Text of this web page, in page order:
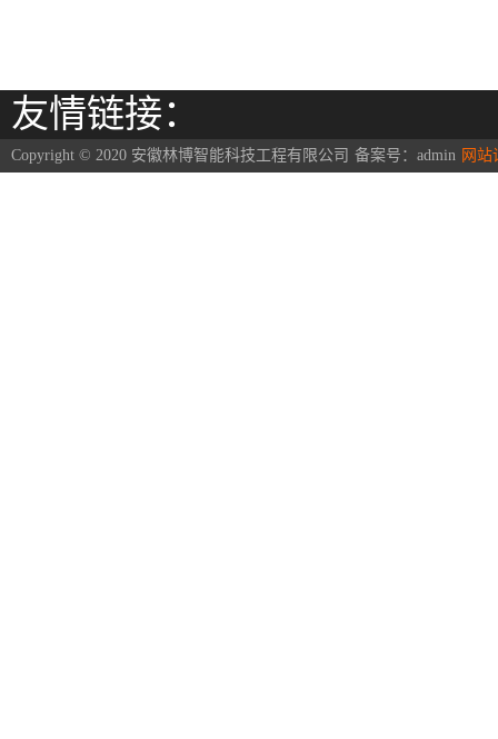
友情链接：
Copyright © 2020 安徽林博智能科技工程有限公司 备案号： admin 网站